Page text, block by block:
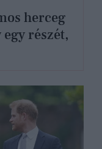
herceg
részét,